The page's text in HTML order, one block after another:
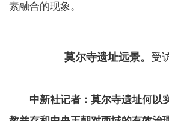
素融合的现象。
莫尔寺遗址远景。 受
中新社记者：莫尔寺遗址何以